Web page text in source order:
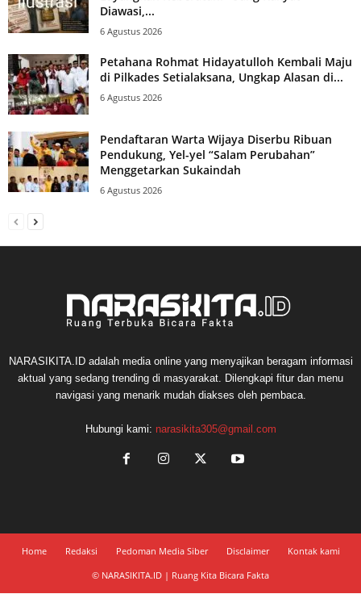
Diawasi,...
6 Agustus 2026
Petahana Rohmat Hidayatulloh Kembali Maju
di Pilkades Setialaksana, Ungkap Alasan di...
6 Agustus 2026
Pendaftaran Warta Wijaya Diserbu Ribuan
Pendukung, Yel-yel “Salam Perubahan”
Menggetarkan Sukaindah
6 Agustus 2026
NARASIKITA.ID adalah media online yang menyajikan beragam informasi
aktual yang sedang trending di masyarakat. Dilengkapi fitur dan menu
navigasi yang menarik mudah diakses oleh pembaca.
Hubungi kami: narasikita305@gmail.com
Home Redaksi Pedoman Media Siber Disclaimer
Kontak kami
© NARASIKITA.ID | Ruang Kita Bicara Fakta